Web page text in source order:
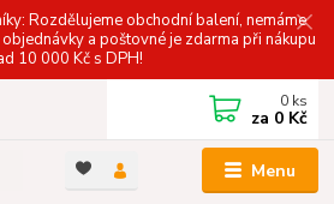
Rozdělujeme obchodní balení, nemáme
a poštovné je zdarma při nákupu
10 000 Kč s DPH!
Menu
0 ks
za 0 Kč